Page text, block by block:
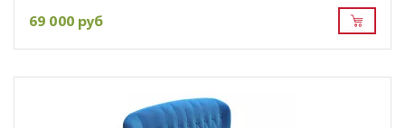
69 000 руб